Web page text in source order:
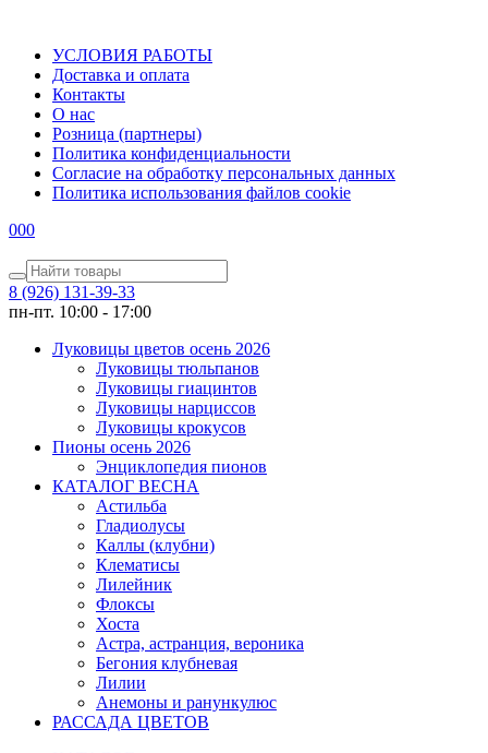
УСЛОВИЯ РАБОТЫ
Доставка и оплата
Контакты
О наc
Розница (партнеры)
Политика конфиденциальности
Согласие на обработку персональных данных
Политика использования файлов сookie
000
8 (926) 131-39-33
пн-пт. 10:00 - 17:00
Луковицы цветов осень 2026
Луковицы тюльпанов
Луковицы гиацинтов
Луковицы нарциссов
Луковицы крокусов
Пионы осень 2026
Энциклопедия пионов
КАТАЛОГ ВЕСНА
Астильба
Гладиолусы
Каллы (клубни)
Клематисы
Лилейник
Флоксы
Хоста
Астра, астранция, вероника
Бегония клубневая
Лилии
Анемоны и ранункулюс
РАССАДА ЦВЕТОВ